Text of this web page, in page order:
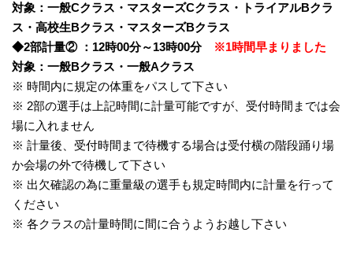
対象：一般Cクラス・マスターズCクラス・トライアルBクラ
ス・高校生Bクラス・マスターズBクラス
◆2部計量② ：12時00分～13時00分
※1時間早まりました
対象：一般Bクラス・一般Aクラス
※ 時間内に規定の体重をパスして下さい
※ 2部の選手は上記時間に計量可能ですが、受付時間までは会
場に入れません
※ 計量後、受付時間まで待機する場合は受付横の階段踊り場
か会場の外で待機して下さい
※ 出欠確認の為に重量級の選手も規定時間内に計量を行って
ください
※ 各クラスの計量時間に間に合うようお越し下さい